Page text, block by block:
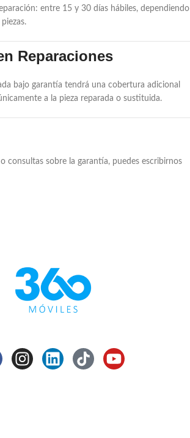
entre 15 y 30 días hábiles, dependiendo
Reparaciones
bajo garantía tendrá una cobertura adicional
a la pieza reparada o sustituida.
consultas sobre la garantía, puedes escribirnos